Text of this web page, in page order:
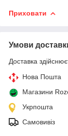
Приховати
Умови
Доставка
Нова Пошта
Магазини
Укрпошта
Самовивіз